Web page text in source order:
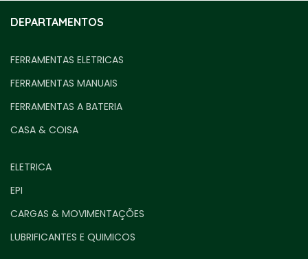
DEPARTAMENTOS
FERRAMENTAS ELETRICAS
FERRAMENTAS MANUAIS
FERRAMENTAS A BATERIA
CASA & COISA
ELETRICA
EPI
CARGAS & MOVIMENTAÇÕES
LUBRIFICANTES E QUIMICOS